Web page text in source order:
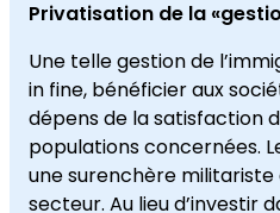
Privatisation de la
Une telle gestion de
in fine, bénéficier aux
dépens de la satisfaction
populations concernées.
une surenchère
secteur. Au lieu d’investir